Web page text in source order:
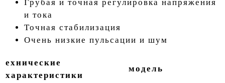
Грубая и точная регулировка напряжения
и тока
Точная стабилизация
Очень низкие пульсации и шум
ехнические
характеристики
модель